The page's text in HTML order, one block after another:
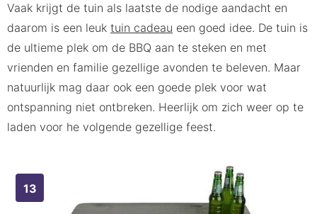
Vaak krijgt de tuin als laatste de nodige aandacht en
daarom is een leuk tuin cadeau een goed idee. De tuin is
de ultieme plek om de BBQ aan te steken en met
vrienden en familie gezellige avonden te beleven. Maar
natuurlijk mag daar ook een goede plek voor wat
ontspanning niet ontbreken. Heerlijk om zich weer op te
laden voor he volgende gezellige feest.